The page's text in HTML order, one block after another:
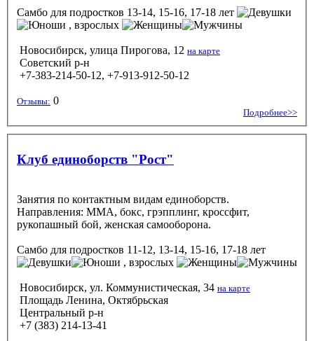
Самбо для подростков 13-14, 15-16, 17-18 лет
, взрослых
Новосибирск, улица Пирогова, 12 на карте
Советский р-н
+7-383-214-50-12, +7-913-912-50-12
Отзывы: 0
Подробнее>>
Клуб единоборств "Рост"
Занятия по контактным видам единоборств.
Направления: ММА, бокс, грэпплинг, кроссфит,
рукопашный бой, женская самооборона.
Самбо для подростков 11-12, 13-14, 15-16, 17-18 лет
, взрослых
Новосибирск, ул. Коммунистическая, 34 на карте
Площадь Ленина, Октябрьская
Центральный р-н
+7 (383) 214-13-41